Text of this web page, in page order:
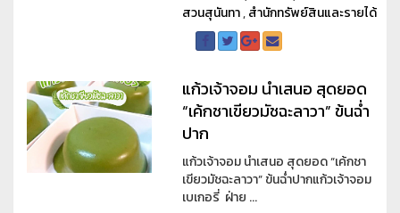
สวนสุนันทา,สำนักทรัพย์สินและรายได้
แก้วเจ้าจอม นำเสนอ สุดยอด
“เค้กชาเขียวมัชฉะลาวา” ข้นฉ่ำ
ปาก
แก้วเจ้าจอม นำเสนอ สุดยอด “เค้กชา
เขียวมัชฉะลาวา” ข้นฉ่ำปากแก้วเจ้าจอม
เบเกอรี่ ฝ่าย ...